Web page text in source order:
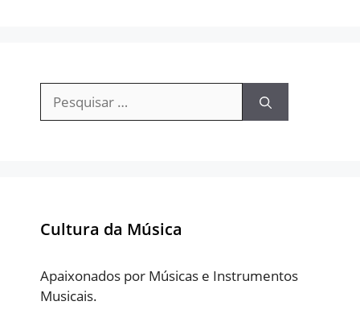
Pesquisar
por:
Cultura da Música
Apaixonados por Músicas e Instrumentos
Musicais.